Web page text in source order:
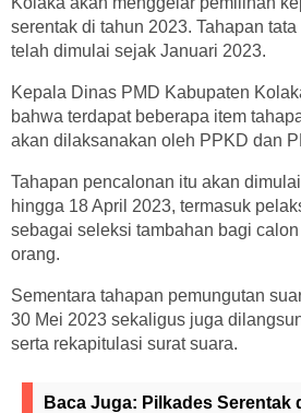
serentak di tahun 2023. Tahapan
telah dimulai sejak Januari 2023.
Kepala Dinas PMD Kabupaten
bahwa terdapat beberapa item
akan dilaksanakan oleh PPKD dan
Tahapan pencalonan itu akan
hingga 18 April 2023, termasuk
sebagai seleksi tambahan bagi
orang.
Sementara tahapan pemungutan
30 Mei 2023 sekaligus juga
serta rekapitulasi surat suara.
Baca Juga: Pilkades Serentak